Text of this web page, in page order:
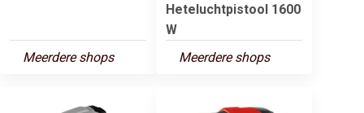
Meerdere shops
Heteluchtpistool 1600
W
Meerdere shops